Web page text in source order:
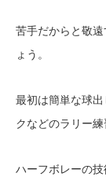
苦手だからと敬
ょう。
最初は簡単な球
クなどのラリー
ハーフボレーの